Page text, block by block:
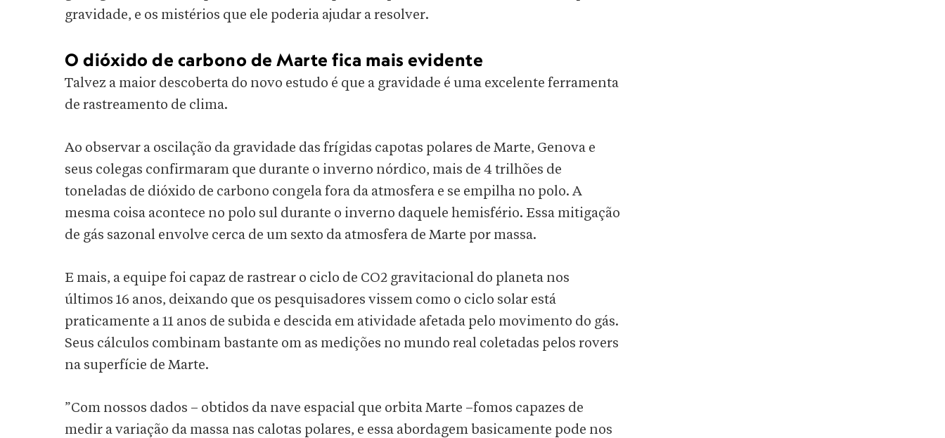
gravidade, e os mistérios que ele poderia ajudar a resolver.
O dióxido de carbono de Marte fica mais evidente
Talvez a maior descoberta do novo estudo é que a gravidade é uma excelente ferramenta
de rastreamento de clima.
Ao observar a oscilação da gravidade das frígidas capotas polares de Marte, Genova e
seus colegas confirmaram que durante o inverno nórdico, mais de 4 trilhões de
toneladas de dióxido de carbono congela fora da atmosfera e se empilha no polo. A
mesma coisa acontece no polo sul durante o inverno daquele hemisfério. Essa mitigação
de gás sazonal envolve cerca de um sexto da atmosfera de Marte por massa.
E mais, a equipe foi capaz de rastrear o ciclo de CO2 gravitacional do planeta nos
últimos 16 anos, deixando que os pesquisadores vissem como o ciclo solar está
praticamente a 11 anos de subida e descida em atividade afetada pelo movimento do gás.
Seus cálculos combinam bastante om as medições no mundo real coletadas pelos rovers
na superfície de Marte.
”Com nossos dados – obtidos da nave espacial que orbita Marte –fomos capazes de
medir a variação da massa nas calotas polares, e essa abordagem basicamente pode nos